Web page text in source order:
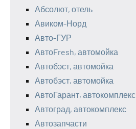
Абсолют, отель
Авиком-Норд
Авто-ГУР
АвтоFresh, автомойка
Автобэст, автомойка
Автобэст, автомойка
АвтоГарант, автокомплекс
Автоград, автокомплекс
Автозапчасти